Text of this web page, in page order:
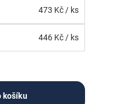
473 Kč / ks
446 Kč / ks
košíku